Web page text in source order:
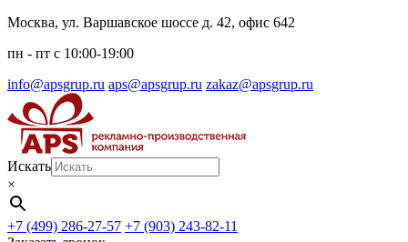
Перейти
содержимому
Москва, ул. Варшавское шоссе д. 42, офис 642
пн - пт c 10:00-19:00
info@apsgrup.ru aps@apsgrup.ru zakaz@apsgrup.ru
Искать
×
+7 (499) 286-27-57 +7 (903) 243-82-11